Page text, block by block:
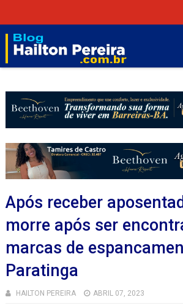
Após receber
morre após ser
marcas de
Paratinga
HAILTON PEREIRA ABRIL 07, 2023